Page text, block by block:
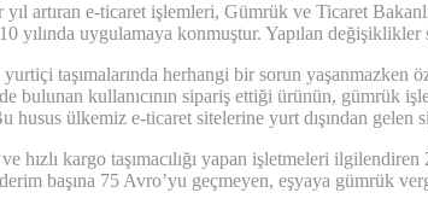
artıran e-ticaret işlemleri, Gümrük ve Ticaret
yılında uygulamaya konmuştur. Yapılan
taşımalarında herhangi bir sorun
bulunan kullanıcının sipariş ettiği ürünün,
ülkemiz e-ticaret sitelerine yurt dışından gelen
hızlı kargo taşımacılığı yapan işletmeleri
başına 75 Avro’yu geçmeyen, eşyaya gümrük